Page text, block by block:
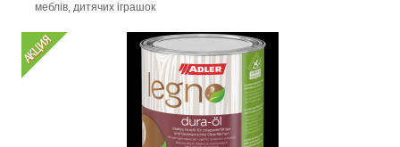
меблів, дитячих іграшок